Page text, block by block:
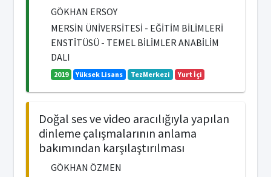
GÖKHAN ERSOY
MERSİN ÜNİVERSİTESİ - EĞİTİM BİLİMLERİ
ENSTİTÜSÜ - TEMEL BİLİMLER ANABİLİM
DALI
2019 Yüksek Lisans TezMerkezi Yurt İçi
Doğal ses ve video aracılığıyla yapılan
dinleme çalışmalarının anlama
bakımından karşılaştırılması
GÖKHAN ÖZMEN